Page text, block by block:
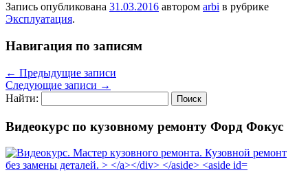
Запись опубликована 31.03.2016 автором arbi в рубрике
Эксплуатация.
Навигация по записям
← Предыдущие записи
Следующие записи →
Найти:
Видеокурс по кузовному ремонту Форд Фокус